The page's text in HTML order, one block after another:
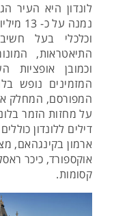
לונדון היא העיר
נמנה
וכלכלי בעל
התיאטראות,
וכמובן אופציות
המזמינים נופש
המפורסם, המחלק
על מחזות הזמר
דילים ללונדון
ארמון בקינגהאם,
אוקספורד, כיכר
קסומות.